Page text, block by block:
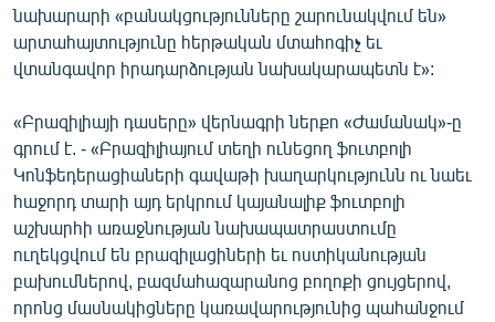
Русский
ՀԵՏԵՎԵՔ ՄԵԶ
«Ազատության» բոլոր կայքերը
նախարարի «բանակցությունները շարունակվում են»
արտահայտությունը հերթական մտահոգիչ եւ
վտանգավոր իրադարձության նախակարապետն է»:
«Բրազիլիայի դասերը» վերնագրի ներքո «Ժամանակ»-ը
գրում է. - «Բրազիլիայում տեղի ունեցող ֆուտբոլի
Կոնֆեդերացիաների գավաթի խաղարկությունն ու նաեւ
հաջորդ տարի այդ երկրում կայանալիք ֆուտբոլի
աշխարհի առաջնության նախապատրաստումը
ուղեկցվում են բրազիլացիների եւ ոստիկանության
բախումներով, բազմահազարանոց բողոքի ցույցերով,
որոնց մասնակիցները կառավարությունից պահանջում